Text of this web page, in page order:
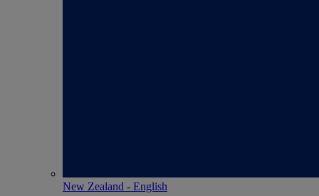
New Zealand - English